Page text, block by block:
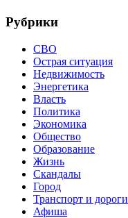
Рубрики
СВО
Острая ситуация
Недвижимость
Энергетика
Власть
Политика
Экономика
Общество
Образование
Жизнь
Скандалы
Город
Транспорт и дороги
Афиша